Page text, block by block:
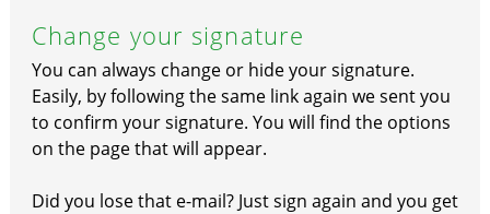
Change your signature
You can always change or hide your signature.
Easily, by following the same link again we sent you
to confirm your signature. You will find the options
on the page that will appear.
Did you lose that e-mail? Just sign again and you get